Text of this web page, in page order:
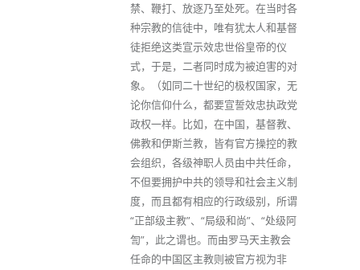
禁、鞭打、放逐乃至处死。在当时各
种宗教的信徒中，唯有犹太人和基督
徒拒绝这类宣示效忠世俗皇帝的仪
式，于是，二者同时成为被迫害的对
象。（如同二十世纪的极权国家，无
论你信仰什么，都要宣誓效忠执政党
政权一样。比如，在中国，基督教、
佛教和伊斯兰教，皆有官方操控的教
会组织，各级神职人员由中共任命，
不但要拥护中共的领导和社会主义制
度，而且都有相应的行政级别，所谓
“正部级主教”、“局级和尚”、“处级阿
訇”，此之谓也。而由罗马天主教会
任命的中国区主教则被官方视为非